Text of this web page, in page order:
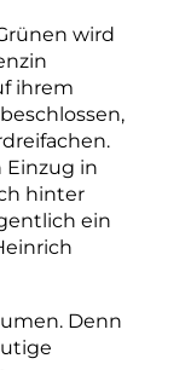
wird
ihrem
Einzug in
hinter
ein
Denn